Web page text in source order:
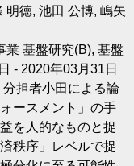
明徳, 池田 公博, 嶋矢
業 基盤研究(B), 基盤
- 2020年03月31日
担者小田による論
ースメント」の手
を人的なものと捉
秩序」レベルで捉